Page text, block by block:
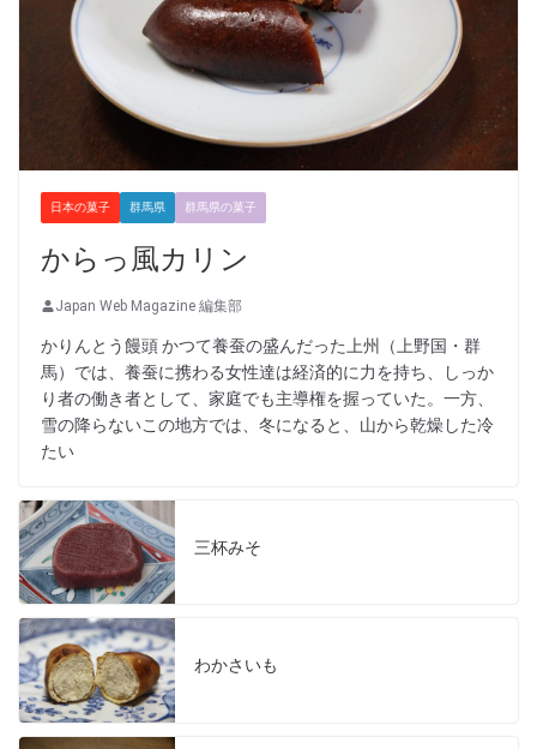
日本の菓子 群馬県 群馬県の菓子
からっ風カリン
Japan Web Magazine 編集部
かりんとう饅頭 かつて養蚕の盛んだった上州（上野国・群
馬）では、養蚕に携わる女性達は経済的に力を持ち、しっか
り者の働き者として、家庭でも主導権を握っていた。一方、
雪の降らないこの地方では、冬になると、山から乾燥した冷
たい
三杯みそ
わかさいも